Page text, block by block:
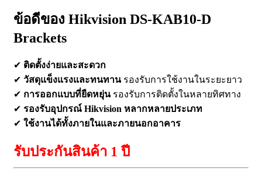
ข้อดีของ Hikvision DS-KAB10-D
Brackets
✔ ติดตั้งง่ายและสะดวก
✔ วัสดุแข็งแรงและทนทานรองรับการใช้งานในระยะยาว
✔ การออกแบบที่ยืดหยุ่นรองรับการติดตั้งในหลายทิศทาง
✔ รองรับอุปกรณ์ Hikvision หลากหลายประเภท
✔ ใช้งานได้ทั้งภายในและภายนอกอาคาร
รับประกันสินค้า 1 ปี